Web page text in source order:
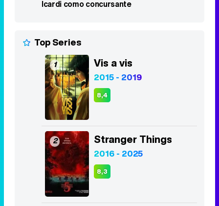
Icardi como concursante
Top Series
1 Vis a vis
2015 - 2019
8,4
2 Stranger Things
2016 - 2025
8,3